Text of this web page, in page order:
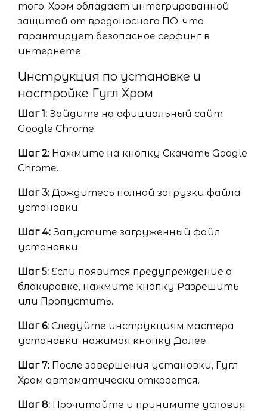
того, Хром обладает интегрированной
защитой от вредоносного ПО, что
гарантирует безопасное серфинг в
интернете.
Инструкция по установке и
настройке Гугл Хром
Шаг 1: Зайдите на официальный сайт
Google Chrome.
Шаг 2: Нажмите на кнопку Скачать Google
Chrome.
Шаг 3: Дождитесь полной загрузки файла
установки.
Шаг 4: Запустите загруженный файл
установки.
Шаг 5: Если появится предупреждение о
блокировке, нажмите кнопку Разрешить
или Пропустить.
Шаг 6: Следуйте инструкциям мастера
установки, нажимая кнопку Далее.
Шаг 7: После завершения установки, Гугл
Хром автоматически откроется.
Шаг 8: Прочитайте и принимите условия